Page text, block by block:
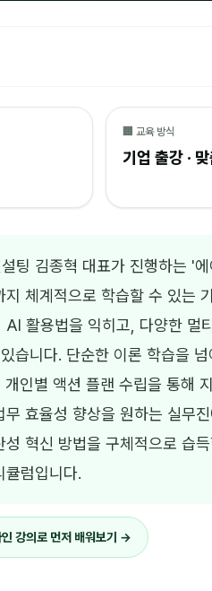
🏢 교육 방식
기업 출강 · 맞
팅 김종혁 대표가 진행하는 '
지 체계적으로 학습할 수 있는
AI 활용법을 익히고, 다양한 멀
습니다. 단순한 이론 학습을
개인별 액션 플랜 수립을 통해
무 효율성 향상을 원하는 실무
성 혁신 방법을 구체적으로 습
큘럼입니다.
강의로 먼저 배워보기 →